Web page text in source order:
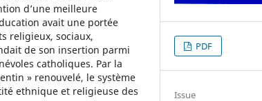
d’une meilleure
avait une portée
religieux, sociaux,
de son insertion parmi
catholiques. Par la
» renouvelé, le système
ethnique et religieuse des
PDF
Issue